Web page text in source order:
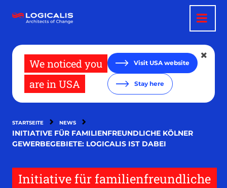
zum
Inhalt
We noticed you
are in USA
Visit USA website
Stay here
STARTSEITE NEWS
INITIATIVE FÜR FAMILIENFREUNDLICHE KÖLNER
GEWERBEGEBIETE: LOGICALIS IST DABEI
Initiative für familienfreundliche